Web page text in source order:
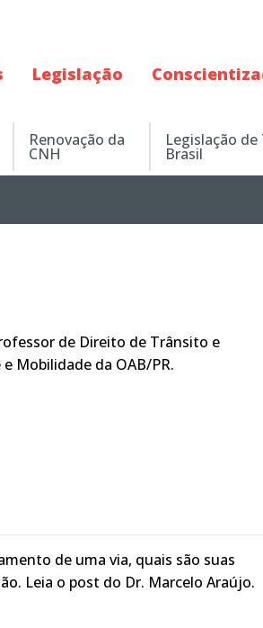
Legislação
Renovação da
CNH
Legislação
Brasil
de Direito de Trânsito e
Mobilidade da OAB/PR.
de uma via, quais são suas
Leia o post do Dr. Marcelo Araújo.